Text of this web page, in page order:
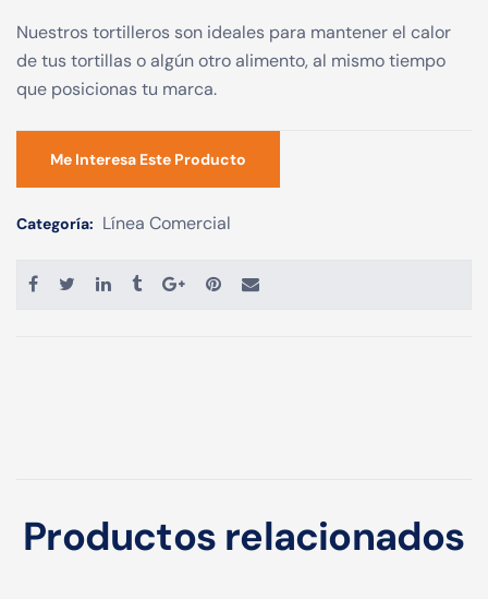
Nuestros tortilleros son ideales para mantener el calor
de tus tortillas o algún otro alimento, al mismo tiempo
que posicionas tu marca.
Me Interesa Este Producto
Categoría: Línea Comercial
Productos relacionados